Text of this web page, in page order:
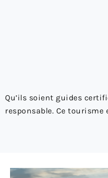
Qu’ils soient guides
responsable. Ce